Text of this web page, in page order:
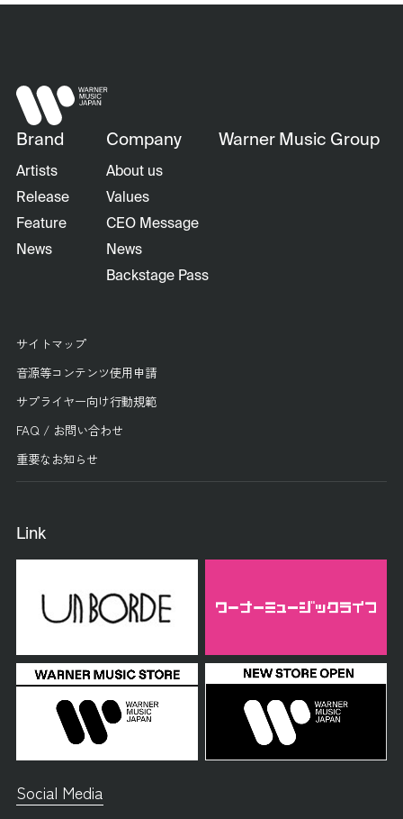
Brand
Artists
Release
Feature
News
Company
About us
Values
CEO Message
News
Backstage Pass
Warner Music Group
サイトマップ
音源等コンテンツ使用申請
サプライヤー向け行動規範
FAQ / お問い合わせ
重要なお知らせ
Link
Social Media